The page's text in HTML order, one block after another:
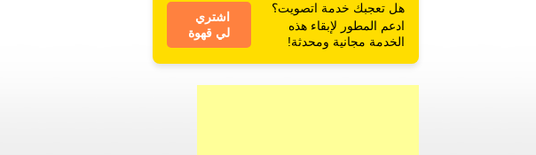
هل تعجبك خدمة اتصويت؟
ادعم المطور لإبقاء هذه
الخدمة مجانية ومحدثة!
اشتري
لي قهوة